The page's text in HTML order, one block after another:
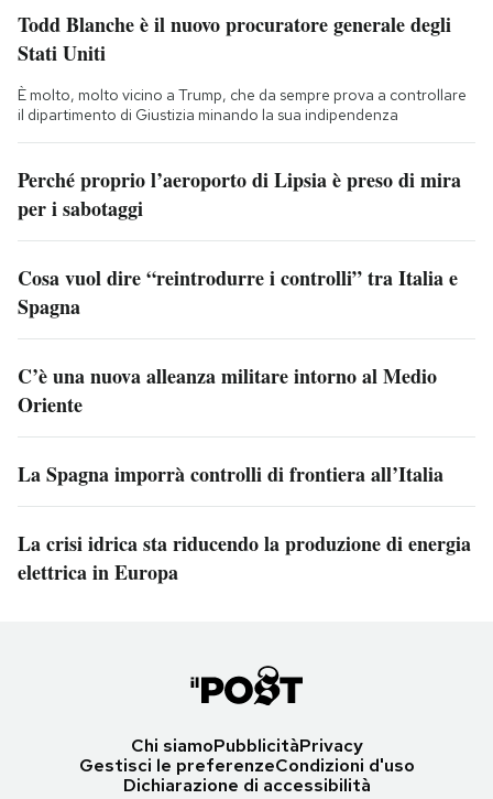
Todd Blanche è il nuovo procuratore generale degli
Stati Uniti
È molto, molto vicino a Trump, che da sempre prova a controllare
il dipartimento di Giustizia minando la sua indipendenza
Perché proprio l’aeroporto di Lipsia è preso di mira
per i sabotaggi
Cosa vuol dire “reintrodurre i controlli” tra Italia e
Spagna
C’è una nuova alleanza militare intorno al Medio
Oriente
La Spagna imporrà controlli di frontiera all’Italia
La crisi idrica sta riducendo la produzione di energia
elettrica in Europa
Chi siamoPubblicitàPrivacy
Gestisci le preferenzeCondizioni d'uso
Dichiarazione di accessibilità